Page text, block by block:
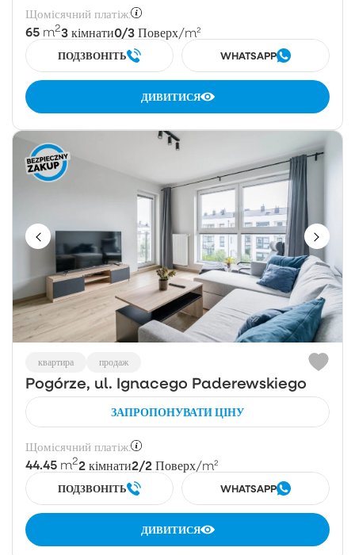
Щомісячний платіж:
65 m23 кімнати0/3 Поверх/m²
ПОДЗВОНІТЬ WHATSAPP
ДИВИТИСЯ
квартира продаж
Pogórze, ul. Ignacego Paderewskiego
ЗАПРОПОНУВАТИ ЦІНУ
Щомісячний платіж:
44.45 m22 кімнати2/2 Поверх/m²
ПОДЗВОНІТЬ WHATSAPP
ДИВИТИСЯ